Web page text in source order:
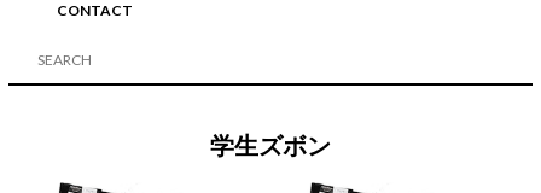
CONTACT
学生ズボン